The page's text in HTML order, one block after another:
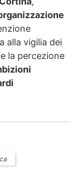
alla vigilia dei
la percezione